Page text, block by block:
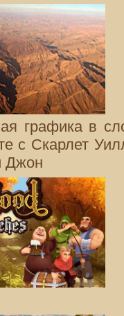
графика в
с Скарлет
Джон